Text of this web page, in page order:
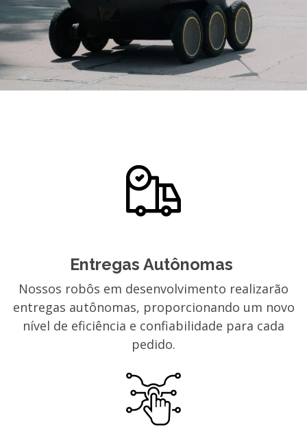
Entregas Autônomas
Nossos robôs em desenvolvimento realizarão
entregas autônomas, proporcionando um novo
nível de eficiência e confiabilidade para cada
pedido.